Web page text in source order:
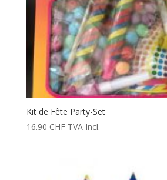
Kit de Fête Party-Set
16.90 CHF TVA Incl.